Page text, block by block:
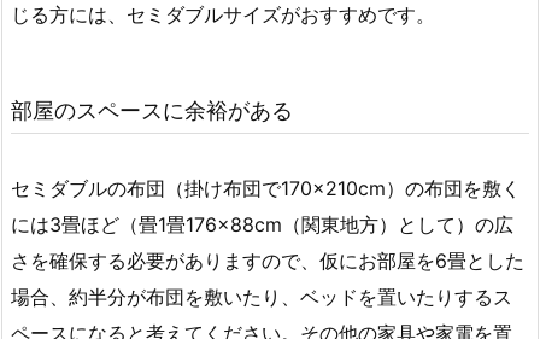
じる方には、セミダブルサイズがおすすめです。
部屋のスペースに余裕がある
セミダブルの布団（掛け布団で170×210cm）の布団を敷く
には3畳ほど（畳1畳176×88cm（関東地方）として）の広
さを確保する必要がありますので、仮にお部屋を6畳とした
場合、約半分が布団を敷いたり、ベッドを置いたりするス
ペースになると考えてください。その他の家具や家電を置